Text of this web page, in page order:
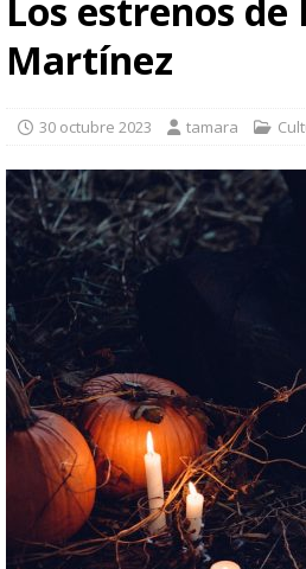
[ 24 julio
[ 24 julio
la cultura y
Los estrenos
Martínez
30 octubre 2023 tamara